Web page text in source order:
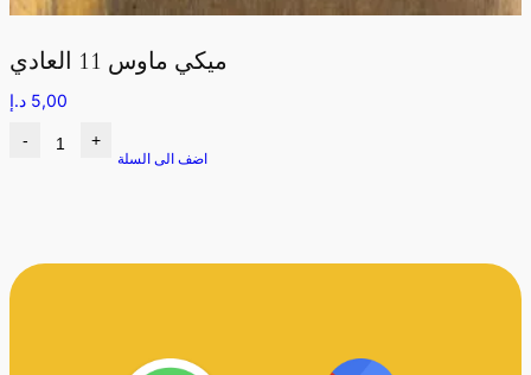
ميكي ماوس 11 العادي
5,00 د.إ
- +
اضف الى السلة